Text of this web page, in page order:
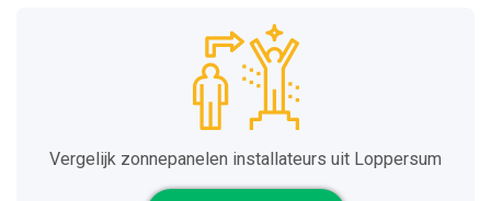
Vergelijk zonnepanelen installateurs uit Loppersum